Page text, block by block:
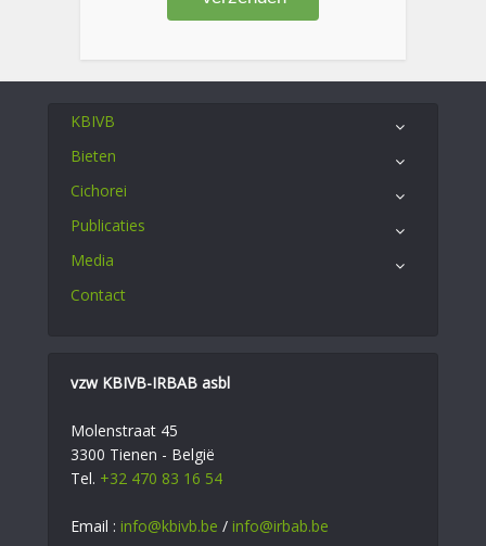
KBIVB
Bieten
Cichorei
Publicaties
Media
Contact
vzw KBIVB-IRBAB asbl
Molenstraat 45
3300 Tienen - België
Tel. +32 470 83 16 54
Email : info@kbivb.be / info@irbab.be